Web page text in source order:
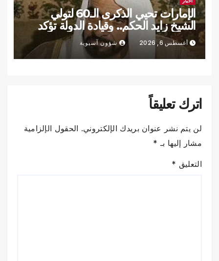
الإمارات تحيي الذكرى الـ60 لتولي
الشيخ زايد الحكم.. وقيادة الدولة تؤكد
الاستمرار على نهجه
أغسطس 6, 2026 شؤون آسيوية
اترك تعليقاً
لن يتم نشر عنوان بريدك الإلكتروني. الحقول الإلزامية
مشار إليها بـ *
التعليق *